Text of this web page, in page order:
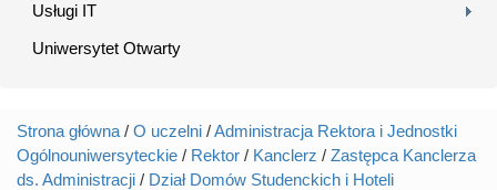
Usługi IT
Uniwersytet Otwarty
Jesteś tutaj
Strona główna / O uczelni /Administracja Rektora i Jednostki
Ogólnouniwersyteckie / Rektor / Kanclerz / Zastępca Kanclerza
ds. Administracji / Dział Domów Studenckich i Hoteli